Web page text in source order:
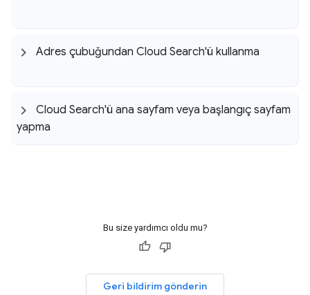
Adres çubuğundan Cloud Search'ü kullanma
Cloud Search'ü ana sayfam veya başlangıç sayfam
yapma
Bu size yardımcı oldu mu?
Geri bildirim gönderin